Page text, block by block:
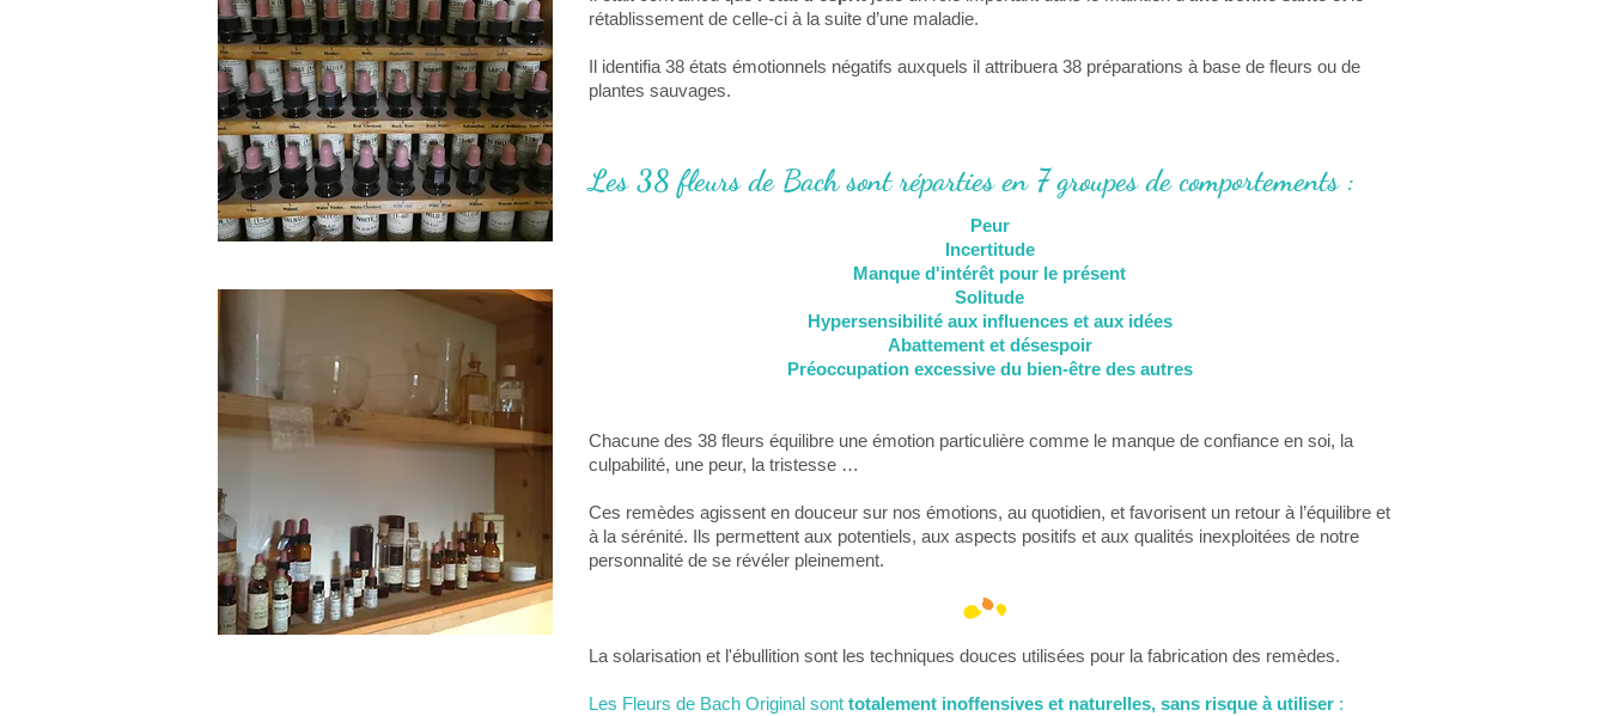
rétablissement de celle-ci à la suite d’une maladie.
Il identifia 38 états émotionnels négatifs auxquels il attribuera 38 préparations à base de fleurs ou de
plantes sauvages.
Peur
Incertitude
Manque d'intérêt pour le présent
Solitude
Hypersensibilité aux influences et aux idées
Abattement et désespoir
Préoccupation excessive du bien-être des autres
Chacune des 38 fleurs équilibre une émotion particulière comme le manque de confiance en soi, la
culpabilité, une peur, la tristesse …
Ces remèdes agissent en douceur sur nos émotions, au quotidien, et favorisent un retour à l’équilibre et
à la sérénité. Ils permettent aux potentiels, aux aspects positifs et aux qualités inexploitées de notre
personnalité de se révéler pleinement.
La solarisation et l'ébullition sont les techniques douces utilisées pour la fabrication des remèdes.
Les Fleurs de Bach Original sont totalement inoffensives et naturelles, sans risque à utiliser :
Les 38 fleurs de Bach sont réparties en 7 groupes de comportements :